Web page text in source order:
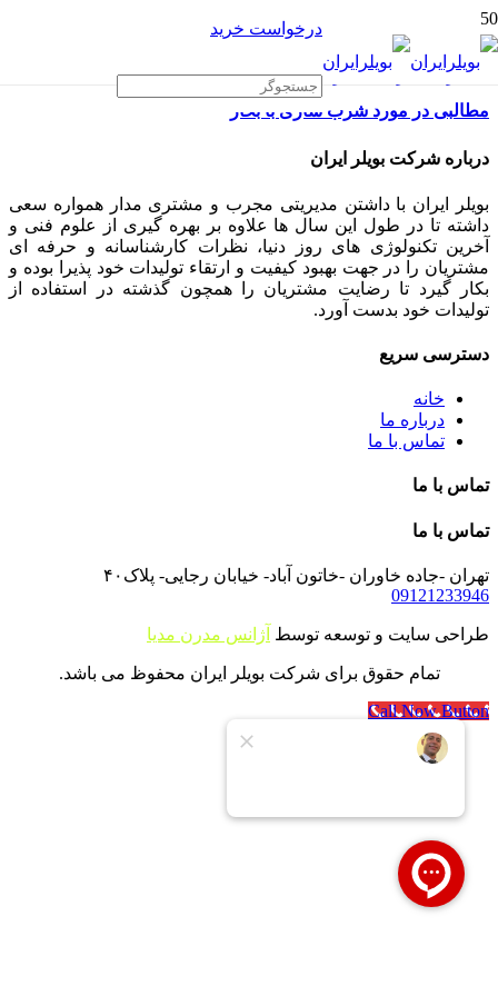
درخواست خرید
مطالبی در مورد شرب سازی با بخار
درباره شرکت بویلر ایران
بویلر ایران با داشتن مدیریتی مجرب و مشتری مدار همواره سعی
داشته تا در طول این سال ها علاوه بر بهره گیری از علوم فنی و
آخرین تکنولوژی های روز دنیا، نظرات کارشناسانه و حرفه ای
مشتریان را در جهت بهبود کیفیت و ارتقاء تولیدات خود پذیرا بوده و
بکار گیرد تا رضایت مشتریان را همچون گذشته در استفاده از
تولیدات خود بدست آورد.
دسترسی سریع
خانه
درباره ما
تماس با ما
تماس با ما
تماس با ما
تهران -جاده خاوران -خاتون آباد- خیابان رجایی- پلاک۴۰
09121233946
طراحی سایت و توسعه توسط آژانس مدرن مدیا
تمام حقوق برای شرکت بویلر ایران محفوظ می باشد.
Call Now Button